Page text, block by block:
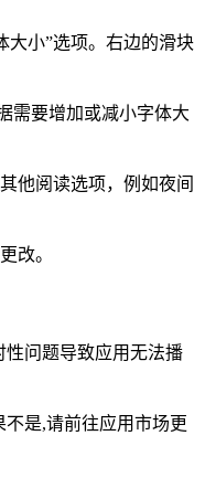
大小”选项。右边的滑块
需要增加或减小字体大
他阅读选项，例如夜间
改。
性问题导致应用无法播
是,请前往应用市场更